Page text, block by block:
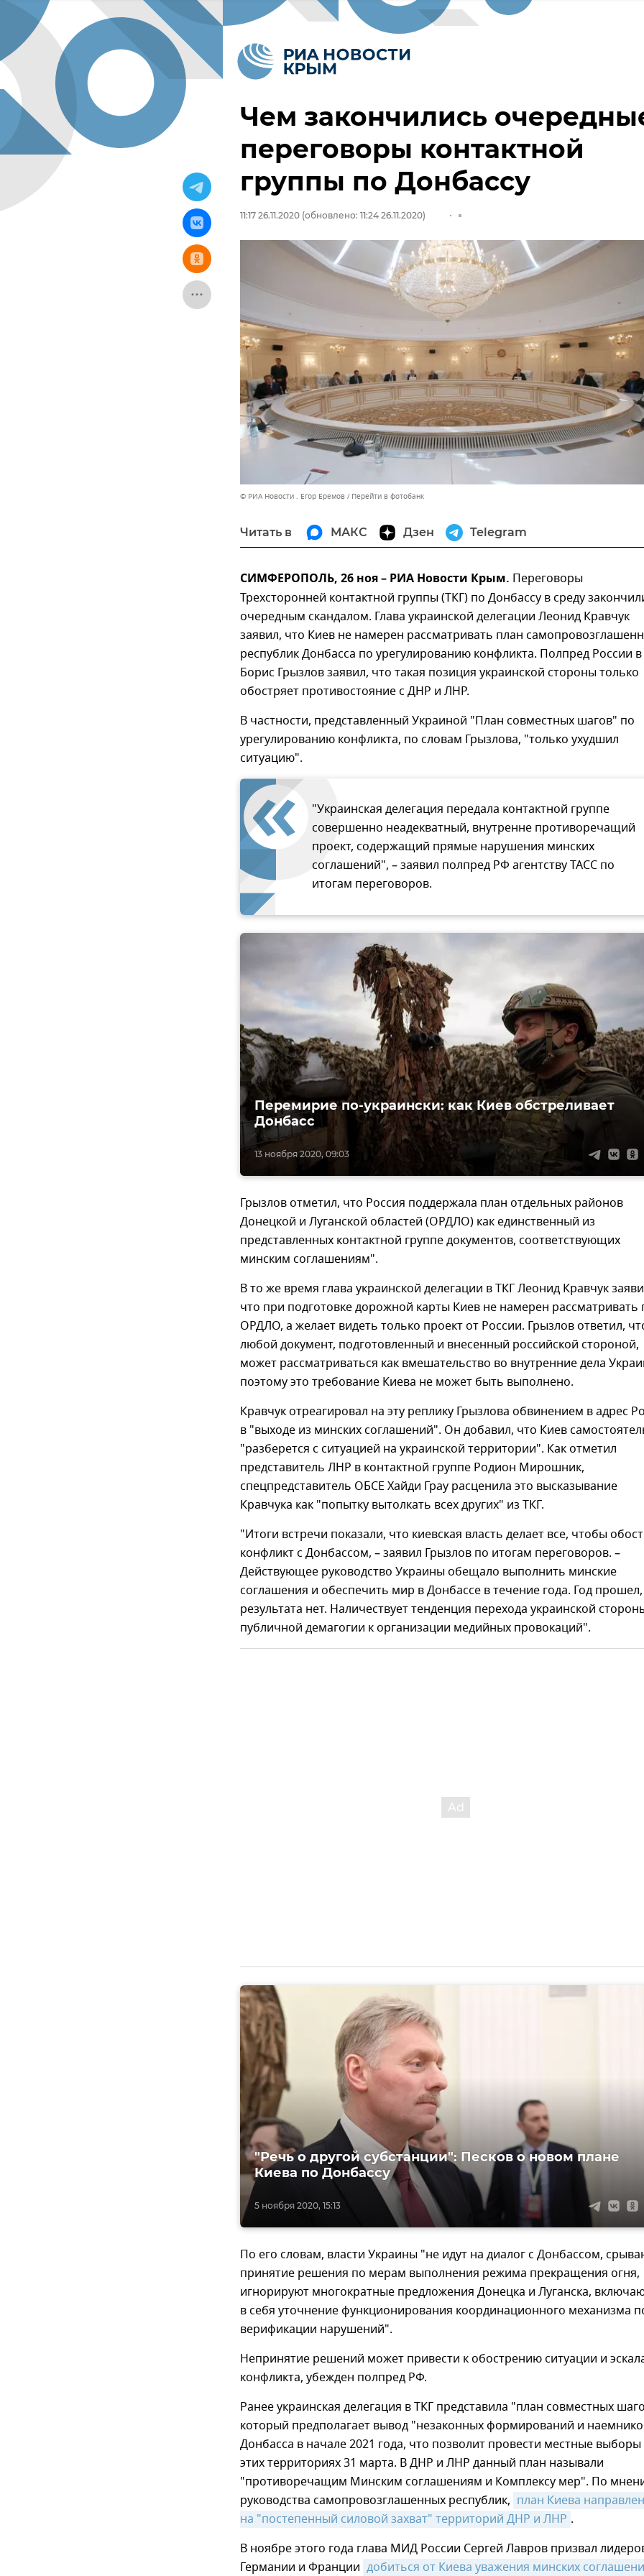
Чем закончились
переговоры контактной
группы по Донбассу
11:17 26.11.2020 (обновлено: 11:24 26.11.2020)
© РИА Новости . Егор Еремов Перейти в фотобанк
Читать в МАКС Дзен Telegram
СИМФЕРОПОЛЬ, 26 ноя – РИА Новости Крым. Переговоры
Трехсторонней контактной группы (ТКГ) по Донбассу в среду
очередным скандалом. Глава украинской делегации Леонид Кравчук
заявил, что Киев не намерен рассматривать план
республик Донбасса по урегулированию конфликта. Полпред России
Борис Грызлов заявил, что такая позиция украинской стороны только
обостряет противостояние с ДНР и ЛНР.
В частности, представленный Украиной "План совместных шагов" по
урегулированию конфликта, по словам Грызлова, "только ухудшил
ситуацию".
"Украинская делегация передала контактной группе
совершенно неадекватный, внутренне противоречащий
проект, содержащий прямые нарушения минских
соглашений", – заявил полпред РФ агентству ТАСС по
итогам переговоров.
13 ноября 2020, 09:03
Перемирие по-украински: как Киев обстреливает
Донбасс
Грызлов отметил, что Россия поддержала план отдельных районов
Донецкой и Луганской областей (ОРДЛО) как единственный из
представленных контактной группе документов, соответствующих
минским соглашениям".
В то же время глава украинской делегации в ТКГ Леонид Кравчук
что при подготовке дорожной карты Киев не намерен рассматривать
ОРДЛО, а желает видеть только проект от России. Грызлов ответил,
любой документ, подготовленный и внесенный российской стороной,
может рассматриваться как вмешательство во внутренние дела
поэтому это требование Киева не может быть выполнено.
Кравчук отреагировал на эту реплику Грызлова обвинением в адрес
в "выходе из минских соглашений". Он добавил, что Киев
"разберется с ситуацией на украинской территории". Как отметил
представитель ЛНР в контактной группе Родион Мирошник,
спецпредставитель ОБСЕ Хайди Грау расценила это высказывание
Кравчука как "попытку вытолкать всех других" из ТКГ.
"Итоги встречи показали, что киевская власть делает все, чтобы
конфликт с Донбассом, – заявил Грызлов по итогам переговоров. –
Действующее руководство Украины обещало выполнить минские
соглашения и обеспечить мир в Донбассе в течение года. Год
результата нет. Наличествует тенденция перехода украинской
публичной демагогии к организации медийных провокаций".
5 ноября 2020, 15:13
"Речь о другой субстанции": Песков о новом плане
Киева по Донбассу
По его словам, власти Украины "не идут на диалог с Донбассом,
принятие решения по мерам выполнения режима прекращения огня,
игнорируют многократные предложения Донецка и Луганска,
в себя уточнение функционирования координационного механизма
верификации нарушений".
Непринятие решений может привести к обострению ситуации и
конфликта, убежден полпред РФ.
Ранее украинская делегация в ТКГ представила "план совместных
который предполагает вывод "незаконных формирований и
Донбасса в начале 2021 года, что позволит провести местные
этих территориях 31 марта. В ДНР и ЛНР данный план называли
"противоречащим Минским соглашениям и Комплексу мер". По
руководства самопровозглашенных республик, план Киева направлен
на "постепенный силовой захват" территорий ДНР и ЛНР .
В ноябре этого года глава МИД России Сергей Лавров призвал
Германии и Франции добиться от Киева уважения минских